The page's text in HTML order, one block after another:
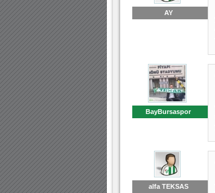
AY
BayBursaspor
alfa TEKSAS